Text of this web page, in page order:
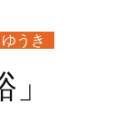
うき